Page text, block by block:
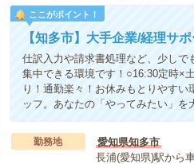
ここがポイント！
【知多市】大手企業/経理サ
仕訳入力や請求書処理など、少し
集中できる環境です！○16:30定時×
り！通勤楽々！お休みもとりやす
ッフ。あなたの「やってみたい」を
勤務地
愛知県知多市
長浦(愛知県)駅から